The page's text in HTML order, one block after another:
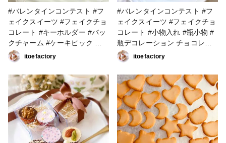
#バレンタインコンテスト #フ
ェイクスイーツ #フェイクチョ
コレート #キーホルダー #バッ
クチャーム #ケーキピック お
気に入りのケーキピックにスイ
ーツをデコレーションしたらど
うなるのかな♡♡♡ と思って
やってみたら凄く可愛いかった
のです\(//∇//)\ チョコレートや
フルーツ、ナッツをデコレーシ
ョンしてみました！
itoefactory
#バレンタインコンテスト #フ
ェイクスイーツ #フェイクチョ
コレート #小物入れ #瓶小物 #
瓶デコレーション チョコレー
トやスイーツを瓶にデコレーシ
ョンしました！ 一つ一つのパ
ーツがハンドメイドで粘土で出
来ています。 デコレーション
のポイントは大きめなモノから
配置していく事。 こちらはワ
ークショップを開催し、皆様楽
しんで頂けました！
itoefactory